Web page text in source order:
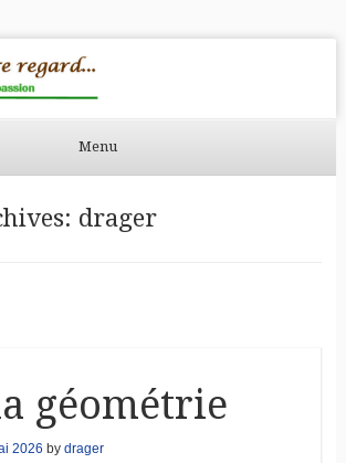
WordPress
Menu
drager
géométrie
2026 by drager